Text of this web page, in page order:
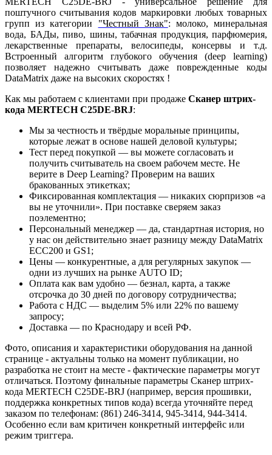
поштучного считывания кодов маркировки любых товарных
групп из категории "Честный Знак": молоко, минеральная
вода, БАДы, пиво, шины, табачная продукция, парфюмерия,
лекарственные препараты, велосипеды, консервы и т.д.
Встроенный алгоритм глубокого обучения (deep learning)
позволяет надежно считывать даже поврежденные коды
DataMatrix даже на высоких скоростях !
Как мы работаем с клиентами при продаже Сканер штрих-
кода MERTECH C25DE-BRJ:
Мы за честность и твёрдые моральные принципы,
которые лежат в основе нашей деловой культуры;
Тест перед покупкой — вы можете согласовать и
получить считыватель на своем рабочем месте. Не
верите в Deep Learning? Проверим на ваших
бракованных этикетках;
Фиксированная комплектация — никаких сюрпризов «а
вы не уточнили». При поставке сверяем заказ
поэлементно;
Персональный менеджер — да, стандартная история, но
у нас он действительно знает разницу между DataMatrix
ECC200 и GS1;
Цены — конкурентные, а для регулярных закупок —
одни из лучших на рынке AUTO ID;
Оплата как вам удобно — безнал, карта, а также
отсрочка до 30 дней по договору сотрудничества;
Работа с НДС — выделим 5% или 22% по вашему
запросу;
Доставка — по Краснодару и всей РФ.
Фото, описания и характеристики оборудования на данной
странице - актуальны только на момент публикации, но
разработка не стоит на месте - фактические параметры могут
отличаться. Поэтому финальные параметры Сканер штрих-
кода MERTECH C25DE-BRJ (например, версия прошивки,
поддержка конкретных типов кода) всегда уточняйте перед
заказом по телефонам: (861) 246-3414, 945-3414, 944-3414.
Особенно если вам критичен конкретный интерфейс или
режим триггера.